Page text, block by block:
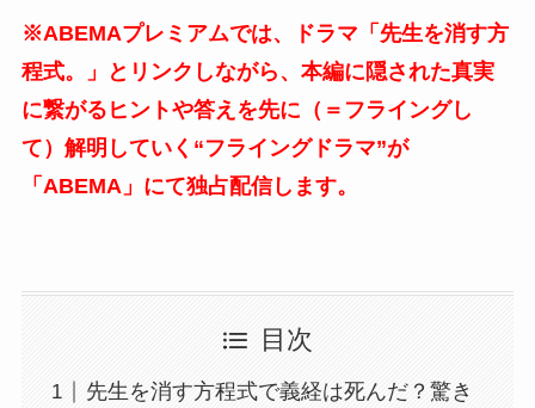
※ABEMAプレミアムでは、ドラマ「先生を消す方
程式。」とリンクしながら、本編に隠された真実
に繋がるヒントや答えを先に（＝フライングし
て）解明していく“フライングドラマ”が
「ABEMA」にて独占配信します。
目次
先生を消す方程式で義経は死んだ？驚き